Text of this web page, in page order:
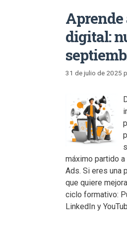
digital:
31 de julio de 2025
máximo partido
Ads. Si eres una
que quiere
ciclo formativo:
LinkedIn y